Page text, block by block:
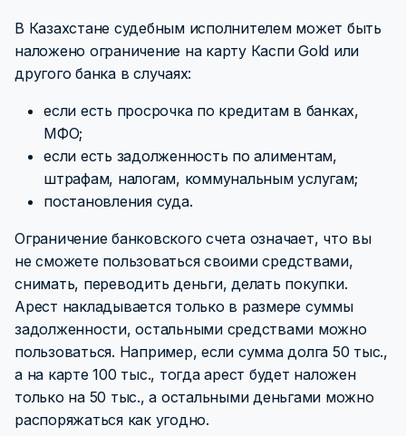
В Казахстане судебным исполнителем может быть
наложено ограничение на карту Каспи Gold или
другого банка в случаях:
если есть просрочка по кредитам в банках,
МФО;
если есть задолженность по алиментам,
штрафам, налогам, коммунальным услугам;
постановления суда.
Ограничение банковского счета означает, что вы
не сможете пользоваться своими средствами,
снимать, переводить деньги, делать покупки.
Арест накладывается только в размере суммы
задолженности, остальными средствами можно
пользоваться. Например, если сумма долга 50 тыс.,
а на карте 100 тыс., тогда арест будет наложен
только на 50 тыс., а остальными деньгами можно
распоряжаться как угодно.